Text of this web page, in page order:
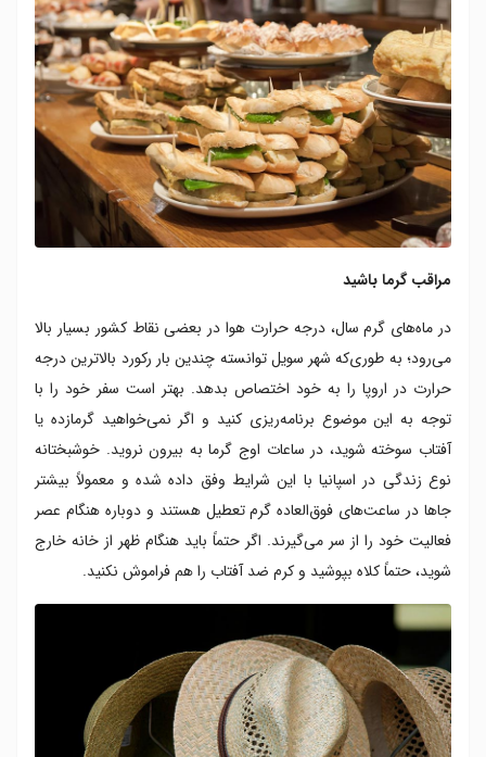
مراقب گرما باشید
در ماه‌های گرم سال، درجه حرارت هوا در بعضی نقاط کشور بسیار بالا
می‌رود؛ به طوری‌که شهر سویل توانسته چندین بار رکورد بالاترین درجه
حرارت در اروپا را به خود اختصاص بدهد. بهتر است سفر خود را با
توجه به این موضوع برنامه‌ریزی کنید و اگر نمی‌خواهید گرمازده یا
آفتاب سوخته شوید، در ساعات اوج گرما به بیرون نروید. خوشبختانه
نوع زندگی در اسپانیا با این شرایط وفق داده شده و معمولاً بیشتر
جاها در ساعت‌های فوق‌العاده گرم تعطیل هستند و دوباره هنگام عصر
فعالیت خود را از سر می‌گیرند. اگر حتماً باید هنگام ظهر از خانه خارج
شوید، حتماً کلاه بپوشید و کرم ضد آفتاب را هم فراموش نکنید.